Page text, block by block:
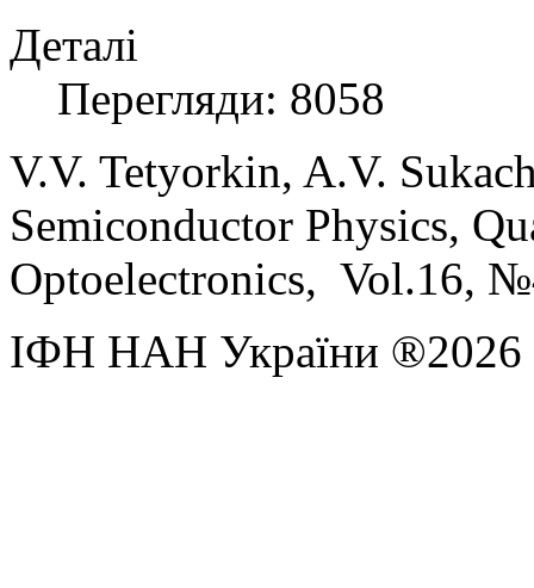
Деталі
Перегляди: 8058
V.V. Tetyorkin, A.V.
Semiconductor Physics,
Optoelectronics, Vol.16,
ІФН НАН України ®2026